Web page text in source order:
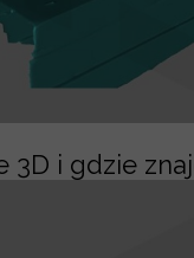
3D i gdzie